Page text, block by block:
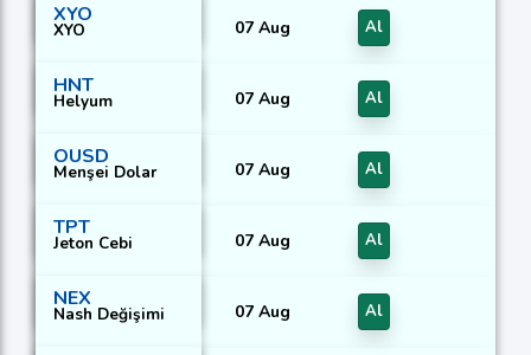
XYO
XYO 07 Aug Al
HNT
Helyum 07 Aug Al
OUSD
Menşei Dolar 07 Aug Al
TPT
Jeton Cebi 07 Aug Al
NEX
Nash Değişimi 07 Aug Al